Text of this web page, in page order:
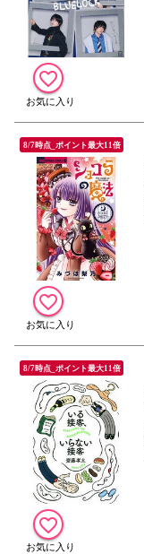
8/7時点_ポイント最大11倍
8/7時点_ポイント最大11倍